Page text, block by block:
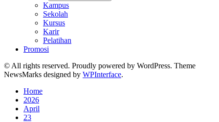
Kampus
Sekolah
Kursus
Karir
Pelatihan
Promosi
© All rights reserved. Proudly powered by WordPress. Theme
NewsMarks designed by WPInterface.
Home
2026
April
23